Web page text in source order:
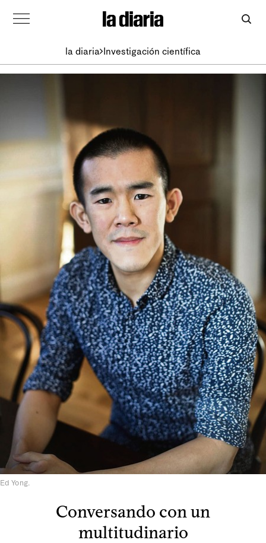
la diaria Investigación científica
Ed Yong.
Conversando con un
multitudinario